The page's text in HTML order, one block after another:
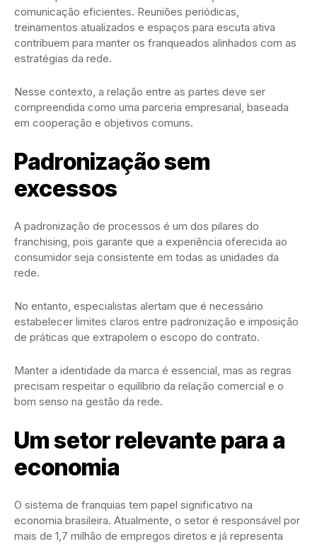
comunicação eficientes. Reuniões periódicas,
treinamentos atualizados e espaços para escuta ativa
contribuem para manter os franqueados alinhados com as
estratégias da rede.
Nesse contexto, a relação entre as partes deve ser
compreendida como uma parceria empresarial, baseada
em cooperação e objetivos comuns.
Padronização sem
excessos
A padronização de processos é um dos pilares do
franchising, pois garante que a experiência oferecida ao
consumidor seja consistente em todas as unidades da
rede.
No entanto, especialistas alertam que é necessário
estabelecer limites claros entre padronização e imposição
de práticas que extrapolem o escopo do contrato.
Manter a identidade da marca é essencial, mas as regras
precisam respeitar o equilíbrio da relação comercial e o
bom senso na gestão da rede.
Um setor relevante para a
economia
O sistema de franquias tem papel significativo na
economia brasileira. Atualmente, o setor é responsável por
mais de 1,7 milhão de empregos diretos e já representa